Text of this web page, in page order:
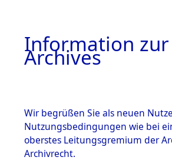
Information zur
Archives
Wir begrüßen Sie als neuen
Nutzungsbedingungen wie bei
oberstes Leitungsgremium der
Archivrecht.